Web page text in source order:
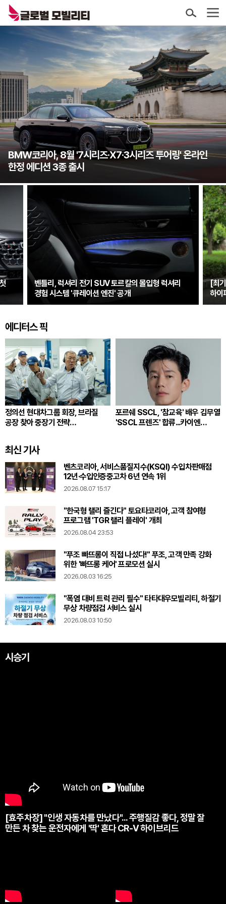
BMW코리아, 8월 '7시리즈·X7·3시리즈 투어링' 온라인
한정 에디션 3종 출시
벤틀리, 럭셔리 전기 SUV 토르칼의 몰입형 럭셔리
경험 시스템 '큐레이션 엔진' 공개
[최
하이
그란
에디터스 픽
정의선 현대차그룹 회장, 브라질
공장 찾아 중장기 전략
포르쉐 SSCL, '참교육' 배우 김무열
'SSCL 프렌즈' 합류...카이엔
최신 기사
벤츠코리아, 서비스품질지수(KSQI) 수입차판매점
12년·수입인증중고차 6년 연속 1위
2026.08.07 15:17
"한국형 랠리 즐긴다" 토요타코리아, 고객 참여형
프로그램 'TGR 랠리 플레이' 개최
2026.08.04 23:53
"푸조 빠뜨롱이 직접 나섰다!" 푸조, 고객 만족 강화
위한 '빠뜨롱 케어' 프로모션 실시
2026.08.03 16:25
"폭염 대비 트럭 관리 필수" 타타대우모빌리티, 하절기
무상 차량점검 서비스 실시
2026.08.03 10:50
시승기
[효주차장] "인생 자동차를 만났다"... 주행질감 좋다, 정말 잘
만든 차 찾는 운전자에게 '딱' 혼다 CR-V 하이브리드